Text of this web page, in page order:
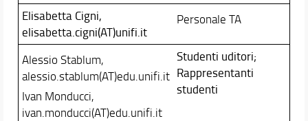
Elisabetta Cigni,
elisabetta.cigni(AT)unifi.it
Personale TA
Alessio Stablum,
alessio.stablum(AT)edu.unifi.it
Ivan Monducci,
ivan.monducci(AT)edu.unifi.it
Studenti uditori;
Rappresentanti
studenti